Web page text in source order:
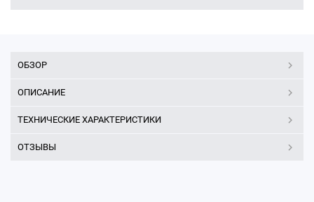
ОБЗОР
ОПИСАНИЕ
ТЕХНИЧЕСКИЕ ХАРАКТЕРИСТИКИ
ОТЗЫВЫ